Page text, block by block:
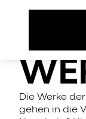
Die Werke
gehen in die